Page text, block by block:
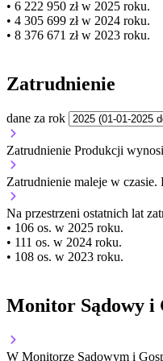
• 6 222 950 zł w 2025 roku.
• 4 305 699 zł w 2024 roku.
• 8 376 671 zł w 2023 roku.
Zatrudnienie
dane za rok
Zatrudnienie Produkcji
Zatrudnienie maleje w czasie.
Na przestrzeni ostatnich lat
• 106 os. w 2025 roku.
• 111 os. w 2024 roku.
• 108 os. w 2023 roku.
Monitor Sądowy i
W Monitorze Sądowym i